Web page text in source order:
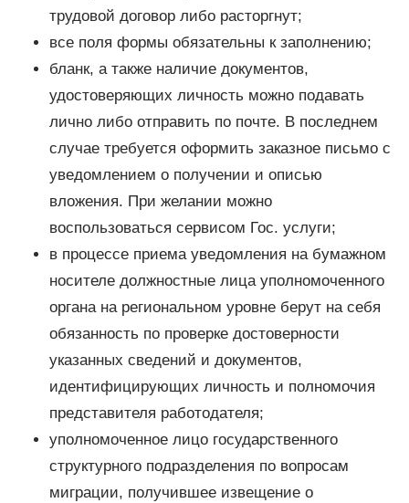
трудовой договор либо расторгнут;
все поля формы обязательны к заполнению;
бланк, а также наличие документов,
удостоверяющих личность можно подавать
лично либо отправить по почте. В последнем
случае требуется оформить заказное письмо с
уведомлением о получении и описью
вложения. При желании можно
воспользоваться сервисом Гос. услуги;
в процессе приема уведомления на бумажном
носителе должностные лица уполномоченного
органа на региональном уровне берут на себя
обязанность по проверке достоверности
указанных сведений и документов,
идентифицирующих личность и полномочия
представителя работодателя;
уполномоченное лицо государственного
структурного подразделения по вопросам
миграции, получившее извещение о